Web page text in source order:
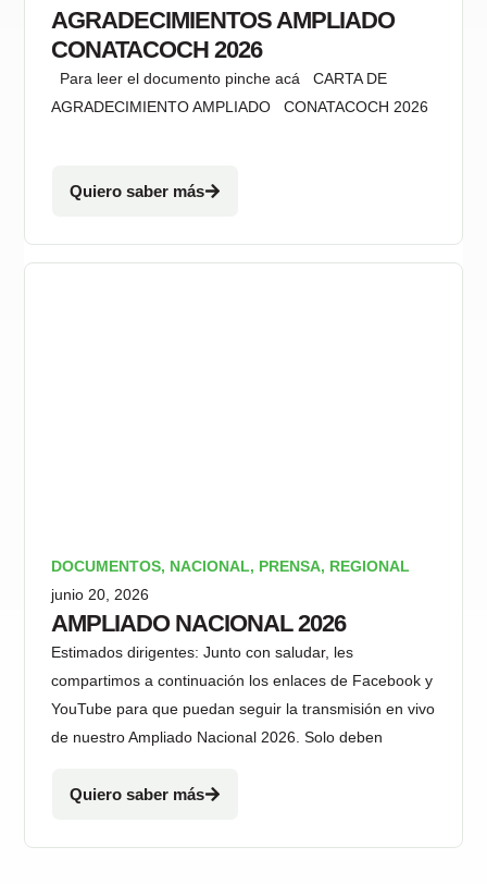
AGRADECIMIENTOS AMPLIADO
CONATACOCH 2026
Para leer el documento pinche acá CARTA DE
AGRADECIMIENTO AMPLIADO CONATACOCH 2026
Quiero saber más
DOCUMENTOS, NACIONAL, PRENSA, REGIONAL
junio 20, 2026
AMPLIADO NACIONAL 2026
Estimados dirigentes: Junto con saludar, les
compartimos a continuación los enlaces de Facebook y
YouTube para que puedan seguir la transmisión en vivo
de nuestro Ampliado Nacional 2026. Solo deben
Quiero saber más